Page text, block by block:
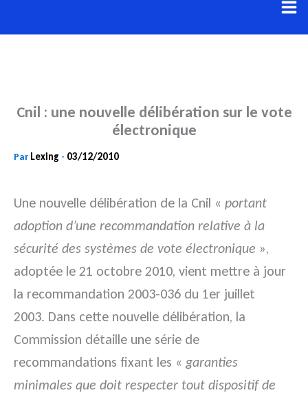
au
Cnil : une nouvelle délibération sur le vote
électronique
Par Lexing - 03/12/2010
Une nouvelle délibération de la Cnil « portant
adoption d’une recommandation relative à la
sécurité des systèmes de vote électronique »,
adoptée le 21 octobre 2010, vient mettre à jour
la recommandation 2003-036 du 1er juillet
2003. Dans cette nouvelle délibération, la
Commission détaille une série de
recommandations fixant les « garanties
minimales que doit respecter tout dispositif de